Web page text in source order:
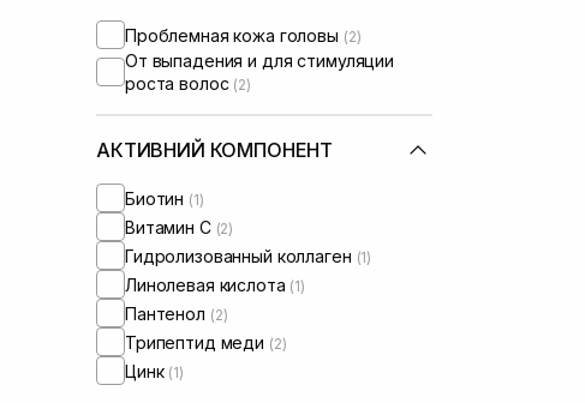
Проблемная кожа головы (2)
От выпадения и для стимуляции
роста волос (2)
АКТИВНИЙ КОМПОНЕНТ
Биотин (1)
Витамин C (2)
Гидролизованный коллаген (1)
Линолевая кислота (1)
Пантенол (2)
Трипептид меди (2)
Цинк (1)